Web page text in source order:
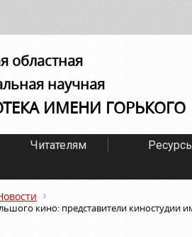
областная
научная
ИМЕНИ ГОРЬКОГО
Читателям
кино: представители киностудии